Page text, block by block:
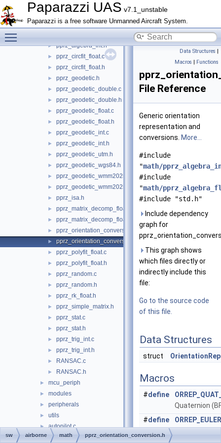
Paparazzi UAS v7.1_unstable
Paparazzi is a free software Unmanned Aircraft System.
pprz_algebra_double.h
► pprz_algebra_float.c
► pprz_algebra_float.h
► pprz_algebra_int.h
► pprz_circfit_float.c
► pprz_circfit_float.h
► pprz_geodetic.h
► pprz_geodetic_double.c
► pprz_geodetic_double.h
► pprz_geodetic_float.c
► pprz_geodetic_float.h
► pprz_geodetic_int.c
► pprz_geodetic_int.h
► pprz_geodetic_utm.h
► pprz_geodetic_wgs84.h
► pprz_geodetic_wmm2025.c
► pprz_geodetic_wmm2025.h
► pprz_isa.h
► pprz_matrix_decomp_float.c
► pprz_matrix_decomp_float.h
► pprz_orientation_conversion.c
► pprz_orientation_conversion.h
► pprz_polyfit_float.c
► pprz_polyfit_float.h
► pprz_random.c
► pprz_random.h
► pprz_rk_float.h
► pprz_simple_matrix.h
► pprz_stat.c
► pprz_stat.h
► pprz_trig_int.c
► pprz_trig_int.h
► RANSAC.c
► RANSAC.h
► mcu_periph
► modules
► peripherals
► utils
► autopilot.c
► autopilot.h
Data Structures |
Macros | Functions
File Reference
Generic orientation
representation and
conversions. More...
#include
"math/
#include
"math/
#include "std.h"
Include dependency
graph for
This graph shows
which files directly or
indirectly include this
file:
Go to the source code
of this file.
Data Structures
struct
Macros
#define
Quaternion
#define
sw airborne math pprz_orientation_conversion.h